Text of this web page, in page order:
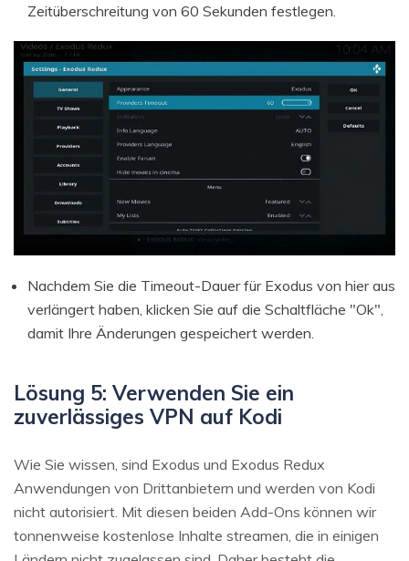
Zeitüberschreitung von 60 Sekunden festlegen.
Nachdem Sie die Timeout-Dauer für Exodus von hier aus
verlängert haben, klicken Sie auf die Schaltfläche "Ok",
damit Ihre Änderungen gespeichert werden.
Lösung 5: Verwenden Sie ein
zuverlässiges VPN auf Kodi
Wie Sie wissen, sind Exodus und Exodus Redux
Anwendungen von Drittanbietern und werden von Kodi
nicht autorisiert. Mit diesen beiden Add-Ons können wir
tonnenweise kostenlose Inhalte streamen, die in einigen